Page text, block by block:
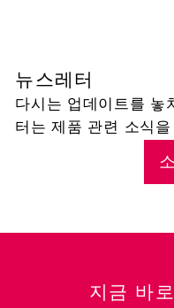
뉴스레터
다시는 업데이트를 놓
터는 제품 관련 소식
지금 바